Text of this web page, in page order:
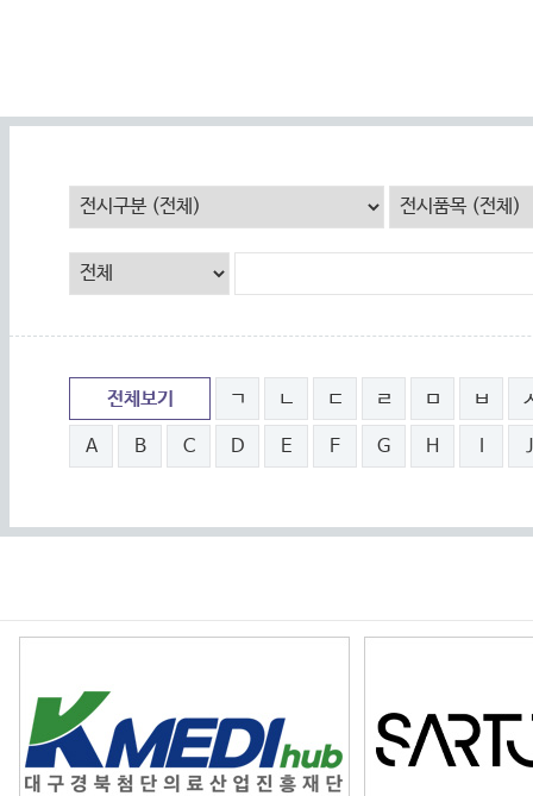
전체보기 ㄱ ㄴ ㄷ ㄹ ㅁ ㅂ
A B C D E F G H J